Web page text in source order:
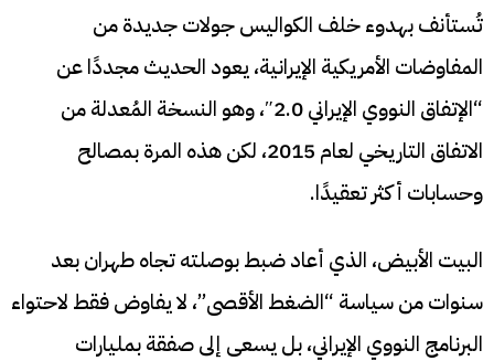
تُستأنف بهدوء خلف الكواليس جولات جديدة من
المفاوضات الأمريكية الإيرانية، يعود الحديث مجددًا عن
“الإتفاق النووي الإيراني 2.0″، وهو النسخة المُعدلة من
الاتفاق التاريخي لعام 2015، لكن هذه المرة بمصالح
وحسابات أكثر تعقيدًا.
البيت الأبيض، الذي أعاد ضبط بوصلته تجاه طهران بعد
سنوات من سياسة “الضغط الأقصى”، لا يفاوض فقط لاحتواء
البرنامج النووي الإيراني، بل يسعى إلى صفقة بمليارات